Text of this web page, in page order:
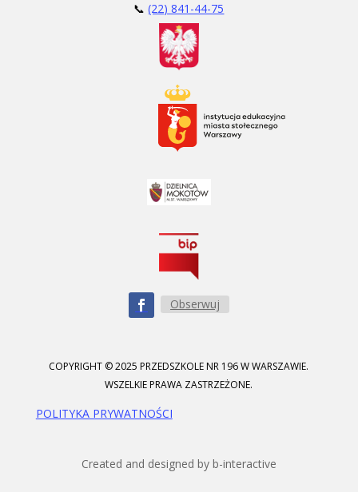
📞(22) 841-44-75
Obserwuj
COPYRIGHT © 2025 PRZEDSZKOLE NR 196 W WARSZAWIE.
WSZELKIE PRAWA ZASTRZEŻONE.
POLITYKA PRYWATNOŚCI
Created and designed by b-interactive